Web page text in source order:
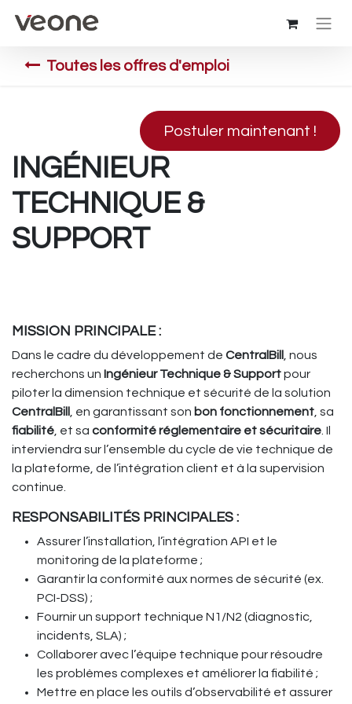
Toutes les offres d'emploi
Postuler maintenant !
INGÉNIEUR
TECHNIQUE &
SUPPORT
MISSION PRINCIPALE :
Dans le cadre du développement de CentralBill
, nous
recherchons un Ingénieur Technique & Supportpour
piloter la dimension technique et sécurité de la solution
CentralBill
, en garantissant son bon fonctionnement , sa
fiabilité , et sa conformité réglementaire et sécuritaire . Il
interviendra sur l’ensemble du cycle de vie technique de
la plateforme, de l’intégration client et à la supervision
continue.
RESPONSABILITÉS PRINCIPALES :
Assurer l’installation, l’intégration API et le
monitoring de la plateforme ;
Garantir la conformité aux normes de sécurité (ex.
PCI-DSS) ;
Fournir un support technique N1/N2 (diagnostic,
incidents, SLA) ;
Collaborer avec l’équipe technique pour résoudre
les problèmes complexes et améliorer la fiabilité ;
Mettre en place les outils d’observabilité et assurer